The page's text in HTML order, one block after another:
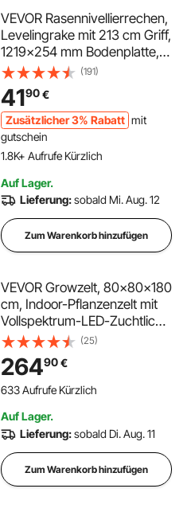
VEVOR Rasennivellierrechen,
Levelingrake mit 213 cm Griff,
1219x254 mm Bodenplatte,
Nivellierrechen aus
Karbonstahl, 2 Höhen
verstellbar,
Rasennivellierungswerkzeug
für den Garten & Golfplätze
(191)
4190€
Zusätzlicher 3% Rabatt mit
gutschein
1.8K+ Aufrufe Kürzlich
Auf Lager.
Lieferung:sobald Mi. Aug. 12
Zum Warenkorb hinzufügen
VEVOR Growzelt, 80x80x180
cm, Indoor-Pflanzenzelt mit
Vollspektrum-LED-Zuchtlicht
& Belüftungssystem,
Growbox 600D
hochreflektierendes Mylar,
Zuchtzelte, Gewächshaus für
(25)
26490€
633 Aufrufe Kürzlich
Auf Lager.
Lieferung:sobald Di. Aug. 11
Zum Warenkorb hinzufügen